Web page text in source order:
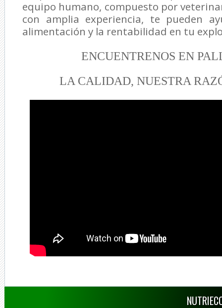
equipo humano, compuesto por
con amplia experiencia, te pueden
alimentación y la rentabilidad en tu
ENCUENTRENOS EN
LA CALIDAD, NUESTRA